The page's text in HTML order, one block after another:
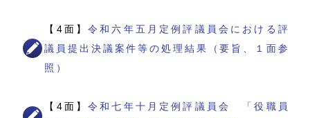
【4面】令和六年五月定例評議員会における評
議員提出決議案件等の処理結果（要旨、１面参
照）
【4面】令和七年十月定例評議員会 「役職員